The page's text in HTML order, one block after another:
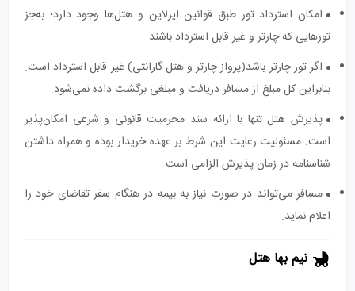
امکان استرداد تور طبق قوانین ایرلاین و هتل‌ها وجود دارد؛ به‌جز
تورهایی که چارتر و غیر قابل استرداد باشند.
اگر تور چارتر باشد(پرواز چارتر و هتل گارانتی) غیر قابل استرداد است.
بنابراین کل مبلغ از مسافر دریافت و مبلغی برگشت داده نمی‌شود.
پذیرش هتل تنها با ارائه سند محرمیت قانونی و شرعی امکان‌پذیر
است. مسئولیت رعایت این شرط بر عهده خریدار بوده و همراه داشتن
شناسنامه در زمان پذیرش الزامی است.
مسافر می‌تواند در صورت نیاز به بیمه در هنگام سفر تقاضای خود را
اعلام نماید.
نیم بها هتل